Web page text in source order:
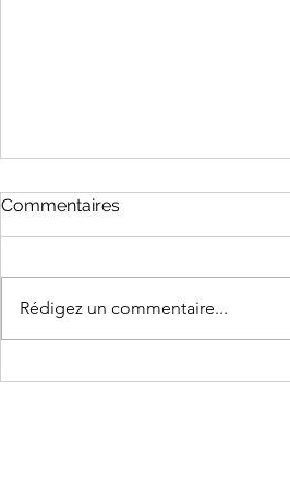
Commentaires
Rédigez un commentaire...